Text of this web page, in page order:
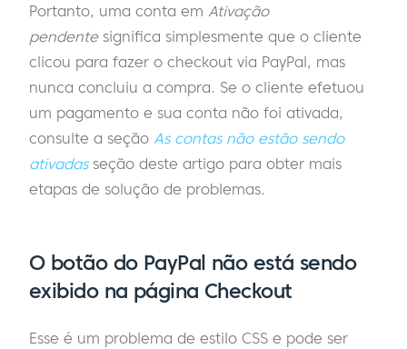
Portanto, uma conta em Ativação
pendentesignifica simplesmente que o cliente
clicou para fazer o checkout via PayPal, mas
nunca concluiu a compra. Se o cliente efetuou
um pagamento e sua conta não foi ativada,
consulte a seção As contas não estão sendo
ativadasseção deste artigo para obter mais
etapas de solução de problemas.
O botão do PayPal não está sendo
exibido na página Checkout
Esse é um problema de estilo CSS e pode ser